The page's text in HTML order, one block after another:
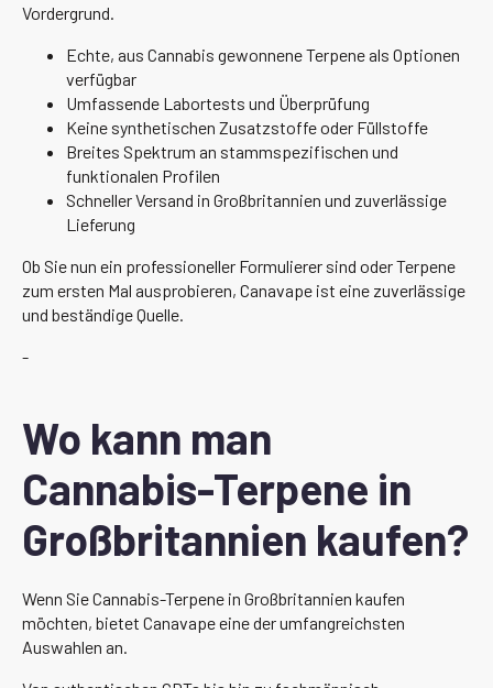
Vordergrund.
Echte, aus Cannabis gewonnene Terpene als Optionen
verfügbar
Umfassende Labortests und Überprüfung
Keine synthetischen Zusatzstoffe oder Füllstoffe
Breites Spektrum an stammspezifischen und
funktionalen Profilen
Schneller Versand in Großbritannien und zuverlässige
Lieferung
Ob Sie nun ein professioneller Formulierer sind oder Terpene
zum ersten Mal ausprobieren, Canavape ist eine zuverlässige
und beständige Quelle.
-
Wo kann man
Cannabis-Terpene in
Großbritannien kaufen?
Wenn Sie Cannabis-Terpene in Großbritannien kaufen
möchten, bietet Canavape eine der umfangreichsten
Auswahlen an.